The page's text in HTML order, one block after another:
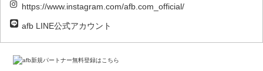
https://www.instagram.com/afb.com_official/
afb LINE公式アカウント